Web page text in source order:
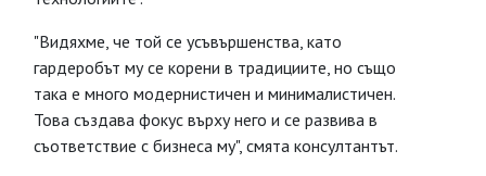
"Видяхме, че той се усъвършенства, като
гардеробът му се корени в традициите, но също
така е много модернистичен и минималистичен.
Това създава фокус върху него и се развива в
съответствие с бизнеса му", смята консултантът.